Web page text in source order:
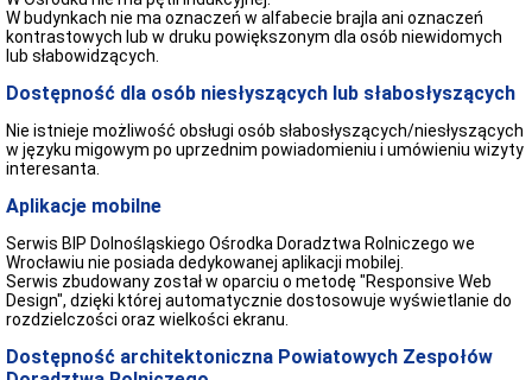
W budynkach nie ma oznaczeń w alfabecie brajla ani oznaczeń
kontrastowych lub w druku powiększonym dla osób niewidomych
lub słabowidzących.
Dostępność dla osób niesłyszących lub słabosłyszących
Nie istnieje możliwość obsługi osób słabosłyszących/niesłyszących
w języku migowym po uprzednim powiadomieniu i umówieniu wizyty
interesanta.
Aplikacje mobilne
Serwis BIP Dolnośląskiego Ośrodka Doradztwa Rolniczego we
Wrocławiu nie posiada dedykowanej aplikacji mobilej.
Serwis zbudowany został w oparciu o metodę "Responsive Web
Design", dzięki której automatycznie dostosowuje wyświetlanie do
rozdzielczości oraz wielkości ekranu.
Dostępność architektoniczna Powiatowych Zespołów